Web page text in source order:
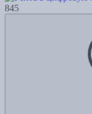
845